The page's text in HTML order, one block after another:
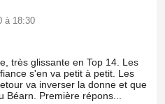
à 18:30
très glissante en Top 14. Les
s'en va petit à petit. Les
va inverser la donne et que
Première répons...